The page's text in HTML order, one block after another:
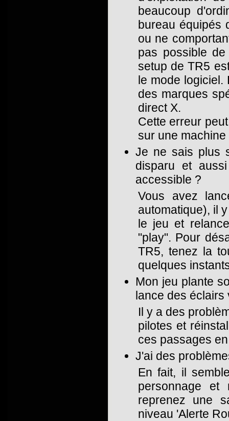
beaucoup
bureau équipés
ou ne
pas possible
setup de TR5
le mode logiciel.
des marques
direct X.
Cette erreur
sur une
Je ne sais plus
disparu et
accessible ?
Vous avez
automatique), il
le jeu et
"play". Pour
TR5, tenez la
quelques
Mon jeu plante
lance des éclairs
Il y a des
pilotes et
ces passages
J'ai des
En fait, il
personnage
reprenez une
niveau 'Alerte